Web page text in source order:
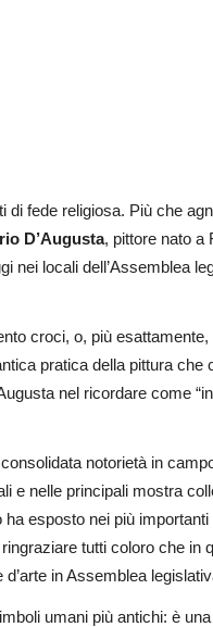
di fede religiosa. Più che
D’Augusta, pittore nato a
nei locali dell’Assemblea
croci, o, più
pratica della pittura che
nel ricordare come
notorietà in
e nelle principali mostra
ha esposto nei più
tutti coloro che in
in Assemblea
umani più antichi: è